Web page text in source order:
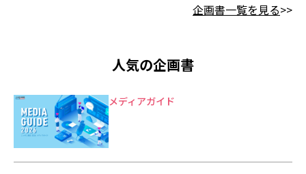
企画書一覧を見る>>
人気の企画書
メディアガイド